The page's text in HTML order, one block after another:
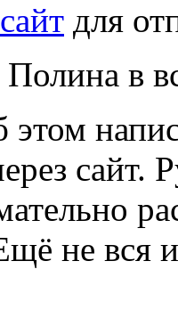
для
в
сайт.
не вся